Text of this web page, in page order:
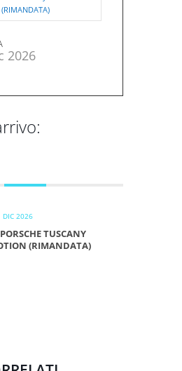
(RIMANDATA)
2026
DIC 2026
TUSCANY
(RIMANDATA)